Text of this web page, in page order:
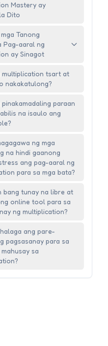
Mastery ay
Dito
Tanong
Pag-aaral ng
ay Sinagot
multiplication tsart at
nakakatulong?
paraan
na isaulo ang
ng mga
na hindi gaanong
ang pag-aaral ng
para sa mga bata?
bang tunay na libre at
online tool para sa
ng multiplication?
ang pare-
pagsasanay para sa
sa